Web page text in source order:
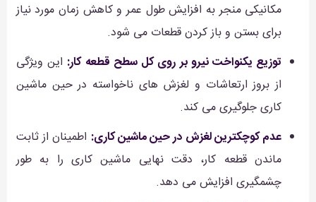
مکانیکی منجر به افزایش طول عمر و کاهش زمان مورد نیاز
برای بستن و باز کردن قطعات می شود.
توزیع یکنواخت نیرو بر روی کل سطح قطعه کار: این ویژگی
از بروز ارتعاشات و لغزش های ناخواسته در حین ماشین
کاری جلوگیری می کند.
عدم کوچکترین لغزش در حین ماشین کاری: اطمینان از ثابت
ماندن قطعه کار، دقت نهایی ماشین کاری را به طور
چشمگیری افزایش می دهد.